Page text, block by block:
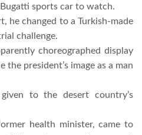
sports car to watch.
he changed to a Turkish-made
challenge.
choreographed display
the president’s image as a man
to the desert country’s
health minister, came to